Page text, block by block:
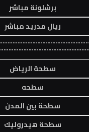
برشلونة مباشر
ريال مدريد مباشر
سطحة الرياض
سطحه
سطحة بين المدن
سطحة هيدروليك